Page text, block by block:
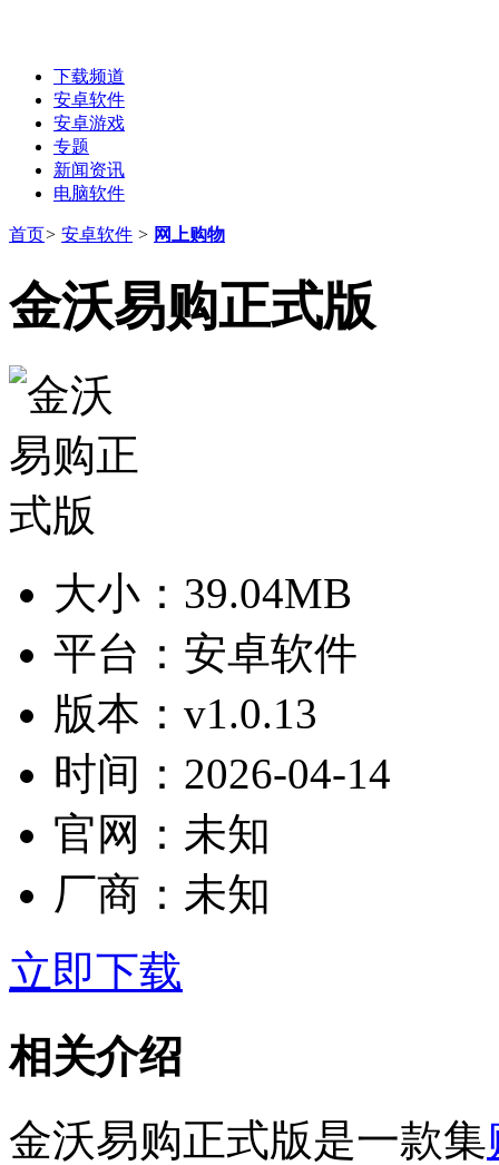
下载频道
安卓软件
安卓游戏
专题
新闻资讯
电脑软件
首页> 安卓软件 > 网上购物
金沃易购正式版
大小： 39.04MB
平台： 安卓软件
版本： v1.0.13
时间： 2026-04-14
官网： 未知
厂商： 未知
立即下载
相关介绍
金沃易购正式版是一款集